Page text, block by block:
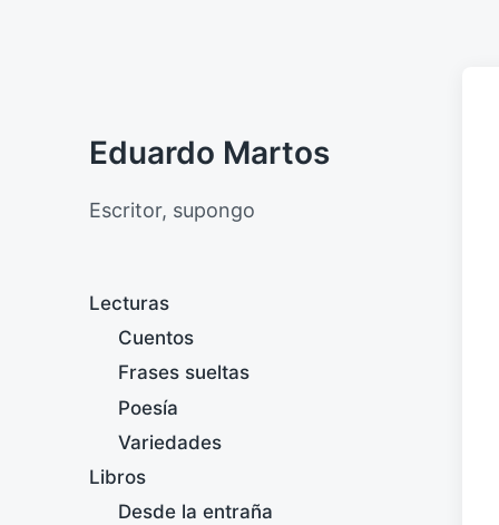
Eduardo Martos
Escritor, supongo
Lecturas
Cuentos
Frases sueltas
Poesía
Variedades
Libros
Desde la entraña